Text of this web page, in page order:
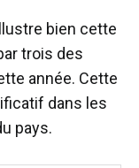
bien cette
trois des
année. Cette
dans les
pays.